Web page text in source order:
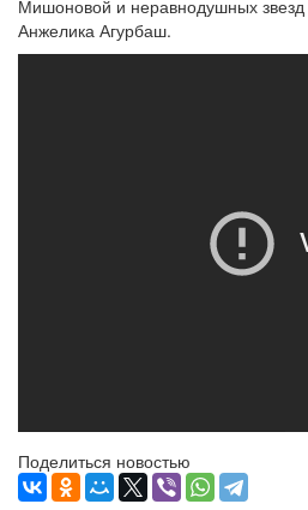
Мишоновой и неравнодушных звезд
Анжелика Агурбаш.
Поделиться новостью